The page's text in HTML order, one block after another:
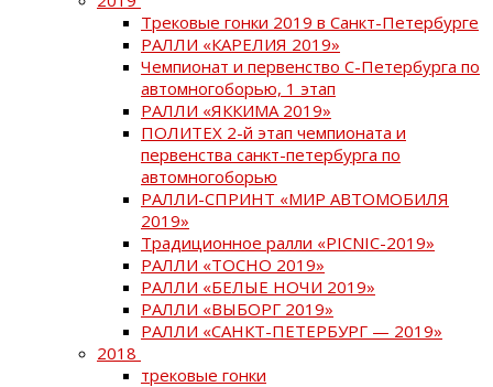
Трековые гонки 2019 в Санкт-Петербурге
РАЛЛИ «КАРЕЛИЯ 2019»
Чемпионат и первенство С-Петербурга по
автомногоборью, 1 этап
РАЛЛИ «ЯККИМА 2019»
ПОЛИТЕХ 2-й этап чемпионата и
первенства санкт-петербурга по
автомногоборью
РАЛЛИ-СПРИНТ «МИР АВТОМОБИЛЯ
2019»
Традиционное ралли «PICNIC-2019»
РАЛЛИ «ТОСНО 2019»
РАЛЛИ «БЕЛЫЕ НОЧИ 2019»
РАЛЛИ «ВЫБОРГ 2019»
РАЛЛИ «САНКТ-ПЕТЕРБУРГ — 2019»
2018
трековые гонки